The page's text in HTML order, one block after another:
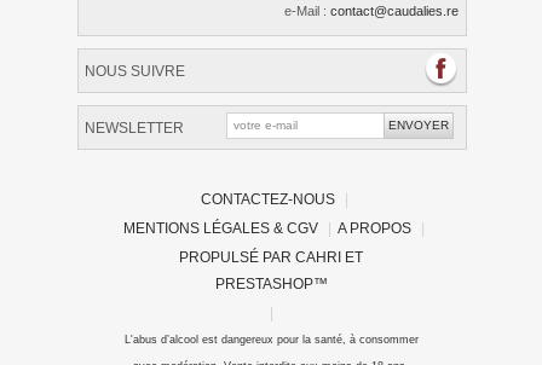
e-Mail : contact@caudalies.re
NOUS SUIVRE
NEWSLETTER
CONTACTEZ-NOUS
|
MENTIONS LÉGALES & CGV | A PROPOS |
PROPULSÉ PAR CAHRI ET
PRESTASHOP™
|
L'abus d’alcool est dangereux pour la santé, à consommer